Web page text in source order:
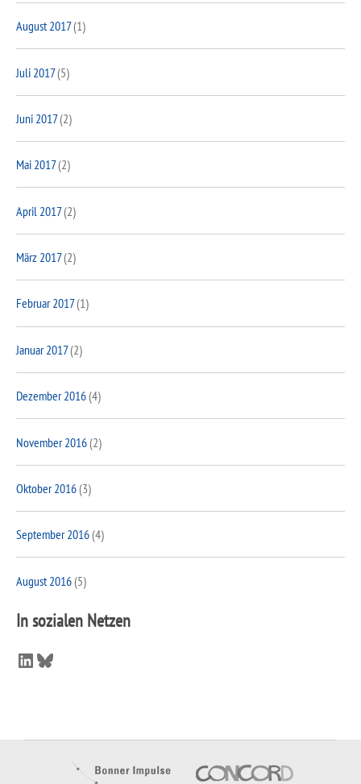
August 2017(1)
Juli 2017(5)
Juni 2017(2)
Mai 2017(2)
April 2017(2)
März 2017(2)
Februar 2017(1)
Januar 2017(2)
Dezember 2016(4)
November 2016(2)
Oktober 2016(3)
September 2016(4)
August 2016(5)
In sozialen Netzen
LinkedIn
Bluesky